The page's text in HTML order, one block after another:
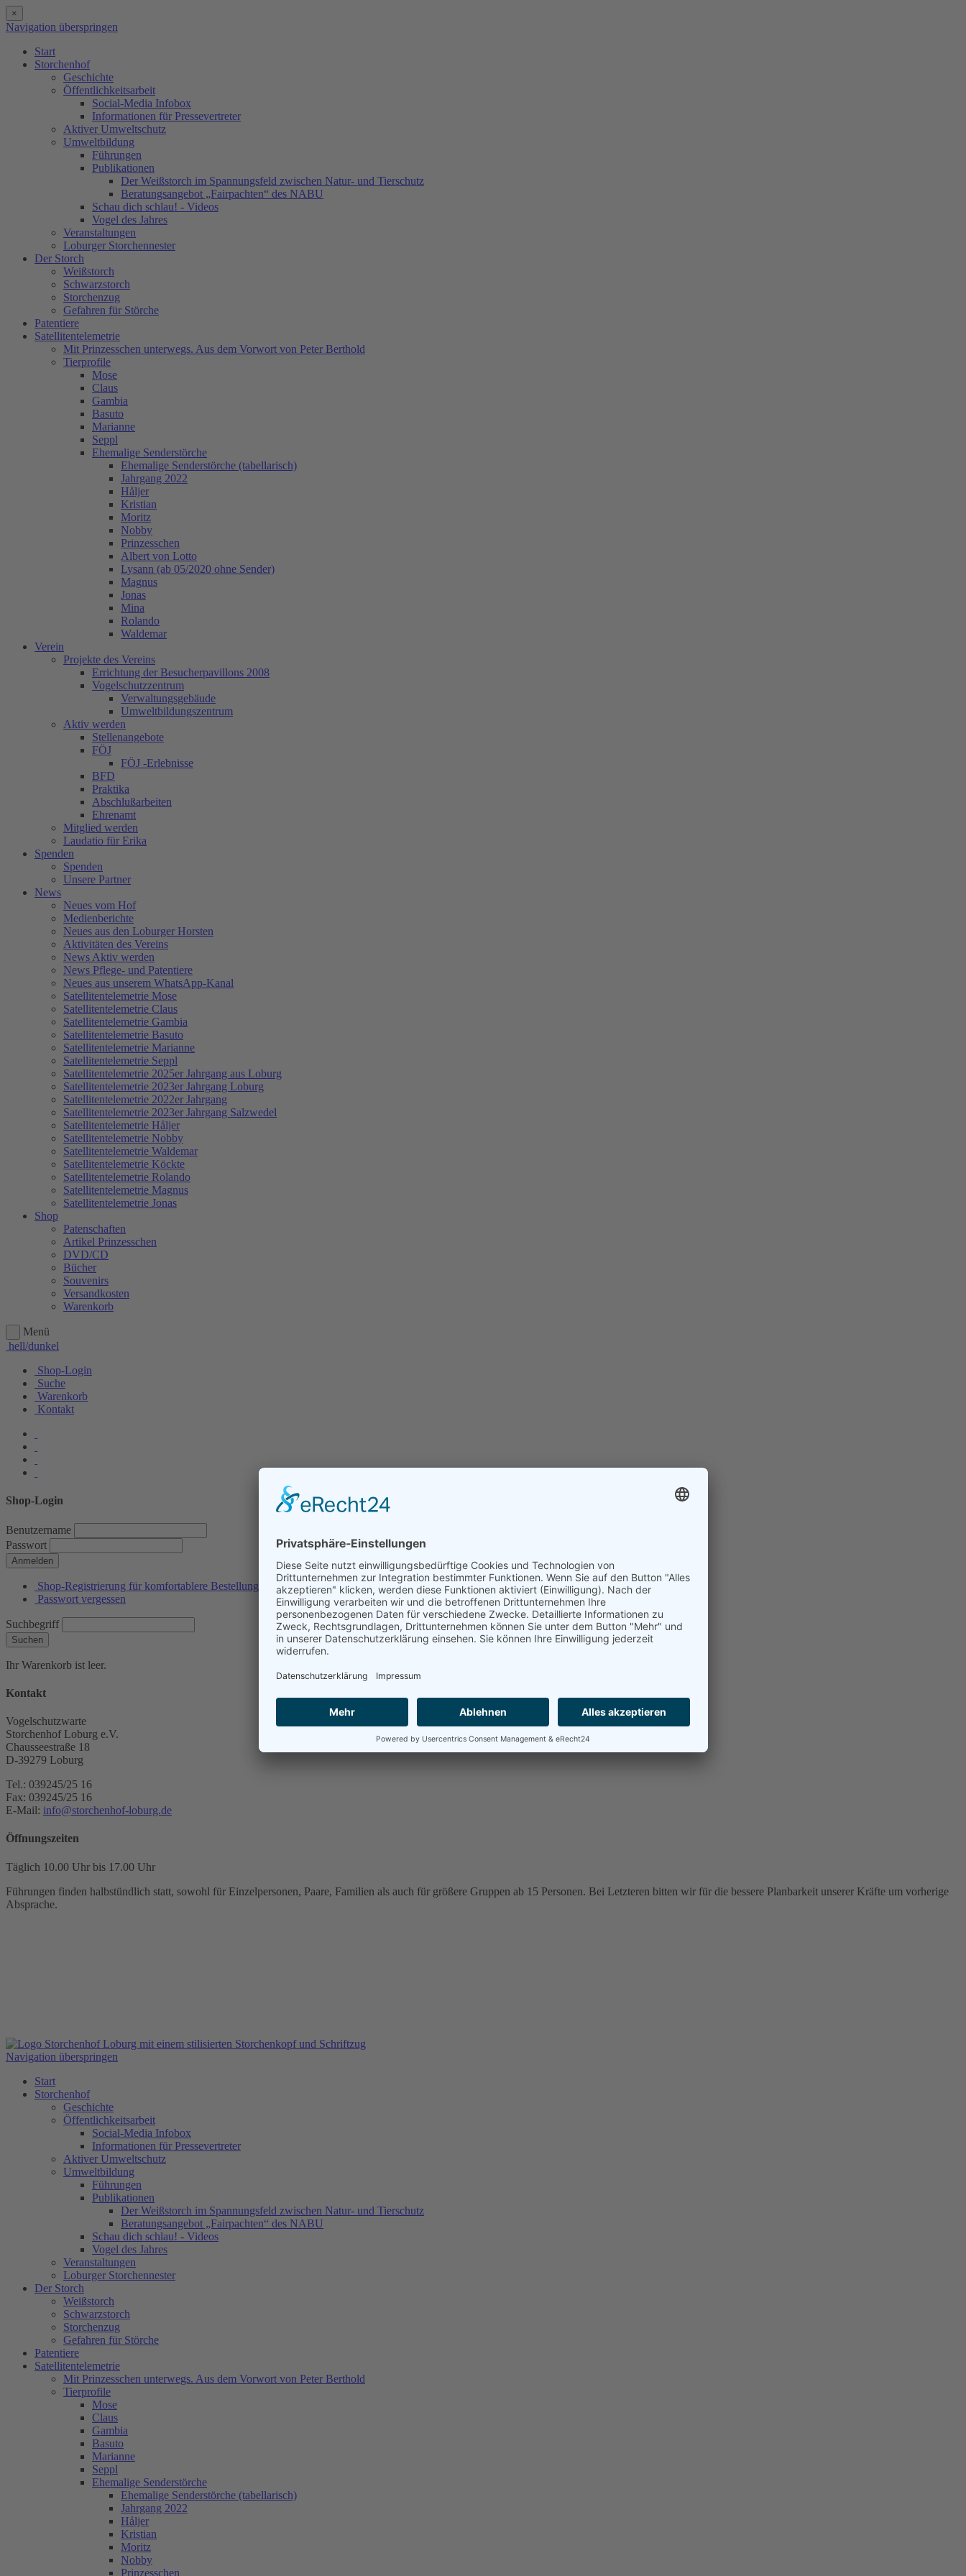
×
Navigation überspringen
Start
Storchenhof
Geschichte
Öffentlichkeitsarbeit
Social-Media Infobox
Informationen für Pressevertreter
Aktiver Umweltschutz
Umweltbildung
Führungen
Publikationen
Der Weißstorch im Spannungsfeld zwischen Natur- und Tierschutz
Beratungsangebot „Fairpachten“ des NABU
Schau dich schlau! - Videos
Vogel des Jahres
Veranstaltungen
Loburger Storchennester
Der Storch
Weißstorch
Schwarzstorch
Storchenzug
Gefahren für Störche
Patentiere
Satellitentelemetrie
Mit Prinzesschen unterwegs. Aus dem Vorwort von Peter Berthold
Tierprofile
Mose
Claus
Gambia
Basuto
Marianne
Seppl
Ehemalige Senderstörche
Ehemalige Senderstörche (tabellarisch)
Jahrgang 2022
Håljer
Kristian
Moritz
Nobby
Prinzesschen
Albert von Lotto
Lysann (ab 05/2020 ohne Sender)
Magnus
Jonas
Mina
Rolando
Waldemar
Verein
Projekte des Vereins
Errichtung der Besucherpavillons 2008
Vogelschutzzentrum
Verwaltungsgebäude
Umweltbildungszentrum
Aktiv werden
Stellenangebote
FÖJ
FÖJ -Erlebnisse
BFD
Praktika
Abschlußarbeiten
Ehrenamt
Mitglied werden
Laudatio für Erika
Spenden
Spenden
Unsere Partner
News
Neues vom Hof
Medienberichte
Neues aus den Loburger Horsten
Aktivitäten des Vereins
News Aktiv werden
News Pflege- und Patentiere
Neues aus unserem WhatsApp-Kanal
Satellitentelemetrie Mose
Satellitentelemetrie Claus
Satellitentelemetrie Gambia
Satellitentelemetrie Basuto
Satellitentelemetrie Marianne
Satellitentelemetrie Seppl
Satellitentelemetrie 2025er Jahrgang aus Loburg
Satellitentelemetrie 2023er Jahrgang Loburg
Satellitentelemetrie 2022er Jahrgang
Satellitentelemetrie 2023er Jahrgang Salzwedel
Satellitentelemetrie Håljer
Satellitentelemetrie Nobby
Satellitentelemetrie Waldemar
Satellitentelemetrie Köckte
Satellitentelemetrie Rolando
Satellitentelemetrie Magnus
Satellitentelemetrie Jonas
Shop
Patenschaften
Artikel Prinzesschen
DVD/CD
Bücher
Souvenirs
Versandkosten
Warenkorb
Menü
hell/dunkel
Shop-Login
Suche
Warenkorb
Kontakt
Shop-Login
Benutzername
Passwort
Anmelden
Shop-Registrierung für komfortablere Bestellungen
Passwort vergessen
Suchbegriff
Suchen
Ihr Warenkorb ist leer.
Kontakt
Vogelschutzwarte
Storchenhof Loburg e.V.
Chausseestraße 18
D-39279 Loburg
Tel.: 039245/25 16
Fax: 039245/25 16
E-Mail: info@storchenhof-loburg.de
Öffnungszeiten
Täglich 10.00 Uhr bis 17.00 Uhr
Führungen finden halbstündlich statt, sowohl für Einzelpersonen, Paare, Familien als auch für größere Gruppen ab 15 Personen. Bei Letzteren bitten wir für die bessere Planbarkeit unserer Kräfte um vorherige
Absprache.
Navigation überspringen
Start
Storchenhof
Geschichte
Öffentlichkeitsarbeit
Social-Media Infobox
Informationen für Pressevertreter
Aktiver Umweltschutz
Umweltbildung
Führungen
Publikationen
Der Weißstorch im Spannungsfeld zwischen Natur- und Tierschutz
Beratungsangebot „Fairpachten“ des NABU
Schau dich schlau! - Videos
Vogel des Jahres
Veranstaltungen
Loburger Storchennester
Der Storch
Weißstorch
Schwarzstorch
Storchenzug
Gefahren für Störche
Patentiere
Satellitentelemetrie
Mit Prinzesschen unterwegs. Aus dem Vorwort von Peter Berthold
Tierprofile
Mose
Claus
Gambia
Basuto
Marianne
Seppl
Ehemalige Senderstörche
Ehemalige Senderstörche (tabellarisch)
Jahrgang 2022
Håljer
Kristian
Moritz
Nobby
Prinzesschen